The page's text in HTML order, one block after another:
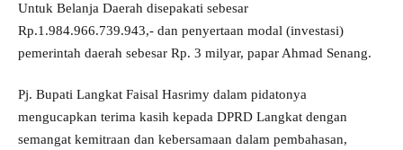
Untuk Belanja Daerah disepakati sebesar
Rp.1.984.966.739.943,- dan penyertaan modal (investasi)
pemerintah daerah sebesar Rp. 3 milyar, papar Ahmad Senang.
Pj. Bupati Langkat Faisal Hasrimy dalam pidatonya
mengucapkan terima kasih kepada DPRD Langkat dengan
semangat kemitraan dan kebersamaan dalam pembahasan,